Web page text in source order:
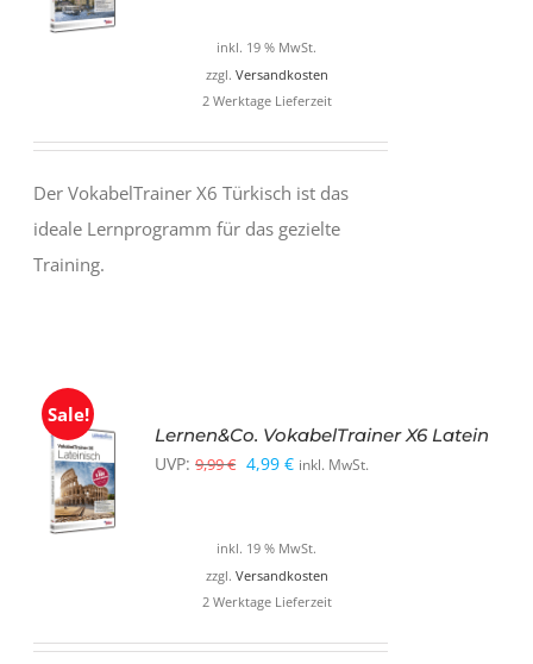
war:
9,99 €
ist:
4,99 €.
inkl. 19 % MwSt.
zzgl. Versandkosten
2 Werktage Lieferzeit
Der VokabelTrainer X6 Türkisch ist das
ideale Lernprogramm für das gezielte
Training.
Sale!
IN DEN
WARENKORB
Lernen&Co. VokabelTrainer X6 Latein
UVP: 9,99€ Ursprünglicher
4,99€Aktueller
inkl. MwSt.
inkl. 19 % MwSt.
zzgl. Versandkosten
2 Werktage Lieferzeit